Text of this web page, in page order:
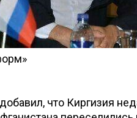
что Киргизия